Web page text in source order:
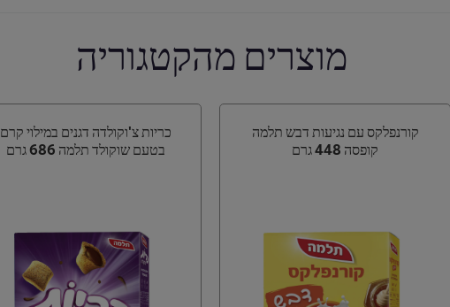
מוצרים מהקטגוריה
קורנפלקס עם נגיעות דבש תלמה
קופסה 448 גרם
כריות צ'וקולדה דגנים במילוי קרם
בטעם שוקולד תלמה 686 גרם